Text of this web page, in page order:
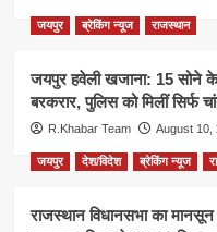
जयपुर ब्रेकिंग न्यूज राजस्थान
जयपुर हवेली खजाना: 15 सोने
बरकरार, पुलिस को मिलीं सिर्फ
R.Khabar Team August 10,
जयपुर देश/विदेश ब्रेकिंग न्यूज
राजस्थान विधानसभा का मानसून